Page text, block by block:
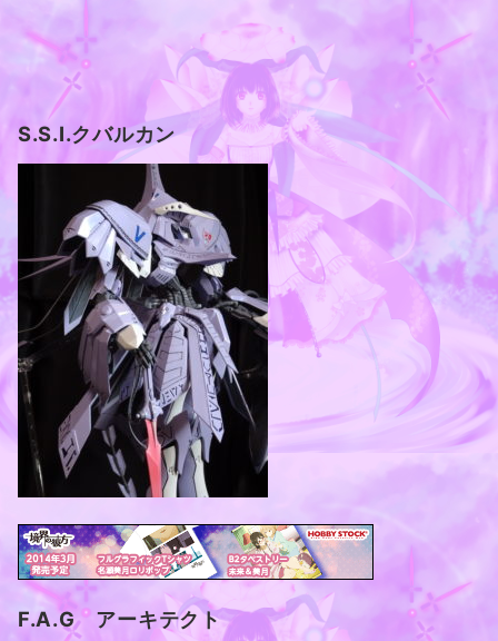
S.S.I.クバルカン
F.A.G アーキテクト